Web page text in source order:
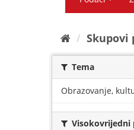
Skupovi
Tema
Obrazovanje,
Visokovrijedni